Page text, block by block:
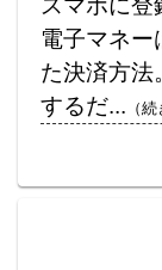
スマホに
電子マネー
た決済方法
するだ... （